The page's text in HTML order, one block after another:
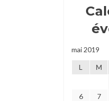
mai 2019
L M
6
7